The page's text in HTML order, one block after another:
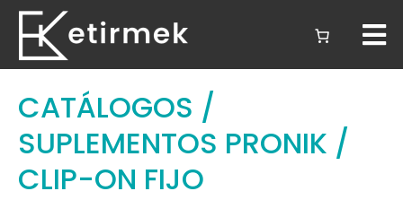
CATÁLOGOS /
SUPLEMENTOS PRONIK /
CLIP-ON FIJO